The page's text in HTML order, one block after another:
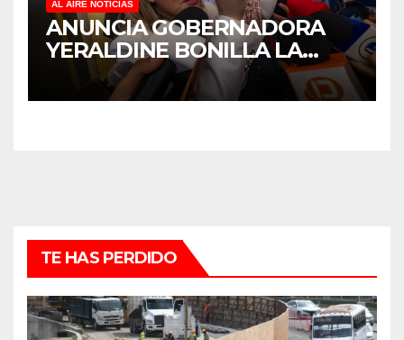
AL AIRE NOTICIAS
ANUNCIA GOBERNADORA
YERALDINE BONILLA LA
REAPERTURA DEL
PROGRAMA “PONTE AL
TE HAS PERDIDO